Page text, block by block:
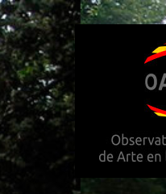
Saltar
al
contenido